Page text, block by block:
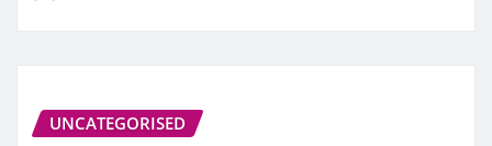
UNCATEGORISED